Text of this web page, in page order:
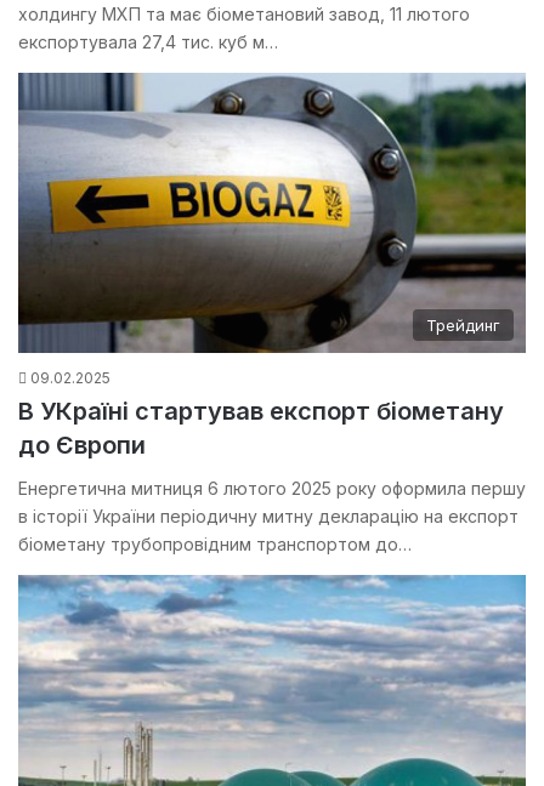
холдингу МХП та має біометановий завод, 11 лютого
експортувала 27,4 тис. куб м…
Трейдинг
09.02.2025
В УКраїні стартував експорт біометану
до Європи
Енергетична митниця 6 лютого 2025 року оформила першу
в історії України періодичну митну декларацію на експорт
біометану трубопровідним транспортом до…